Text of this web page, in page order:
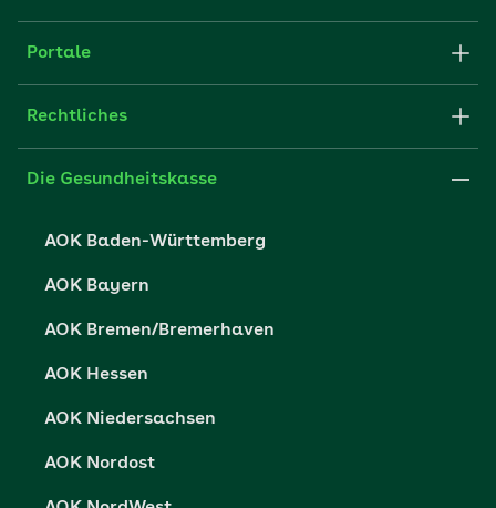
FAQ
Struktur & Verwaltung
Partner der AOK
Portale
Fachportal für Arbeitgeber
Presse- und Politikportal
Vertriebspartner-Service
Rechtliches
Impressum
Die Gesundheitskasse
AOK Baden-Württemberg
AOK Bayern
AOK Bremen/Bremerhaven
AOK Hessen
AOK Niedersachsen
AOK Nordost